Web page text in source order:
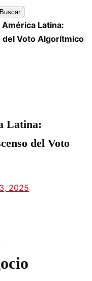
Latina:
del Voto Algorítmico
Latina:
del Voto
2025